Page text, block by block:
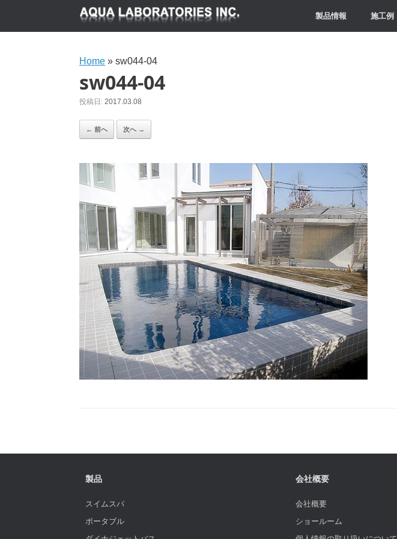
製品情報 施工例
Home » sw044-04
sw044-04
投稿日: 2017.03.08
← 前へ 次へ →
製品
スイムスパ
ポータブル
会社概要
会社概要
ショールーム